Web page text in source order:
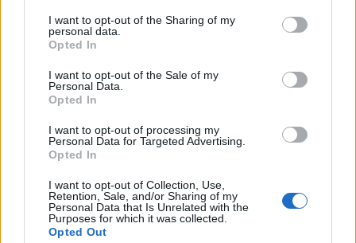
I want to opt-out of the Sharing of my
personal data.
Opted In
I want to opt-out of the Sale of my
Personal Data.
Opted In
I want to opt-out of processing my
Personal Data for Targeted Advertising.
Opted In
I want to opt-out of Collection, Use,
Retention, Sale, and/or Sharing of my
Personal Data that Is Unrelated with the
Purposes for which it was collected.
Opted Out
I test saranno condotti in ambienti controllati, inclusi laboratori
dedicati di FiberCop e sezioni isolate di fibra, con l’obiettivo di
valutare diverse tecnologie in termini di prestazioni, precisione e
casi d’uso applicabili.
CONDIVIDI QUESTO ARTICOLO:
X Mastodon Telegram
WhatsApp